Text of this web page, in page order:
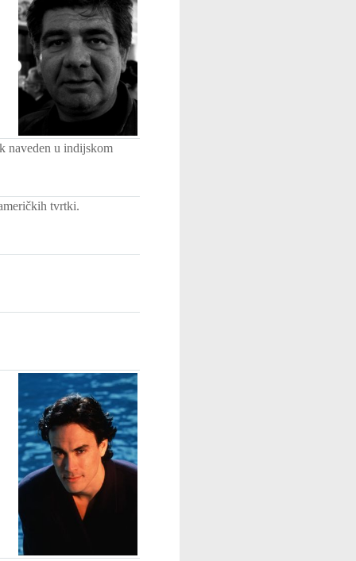
naveden u indijskom
tvrtki.